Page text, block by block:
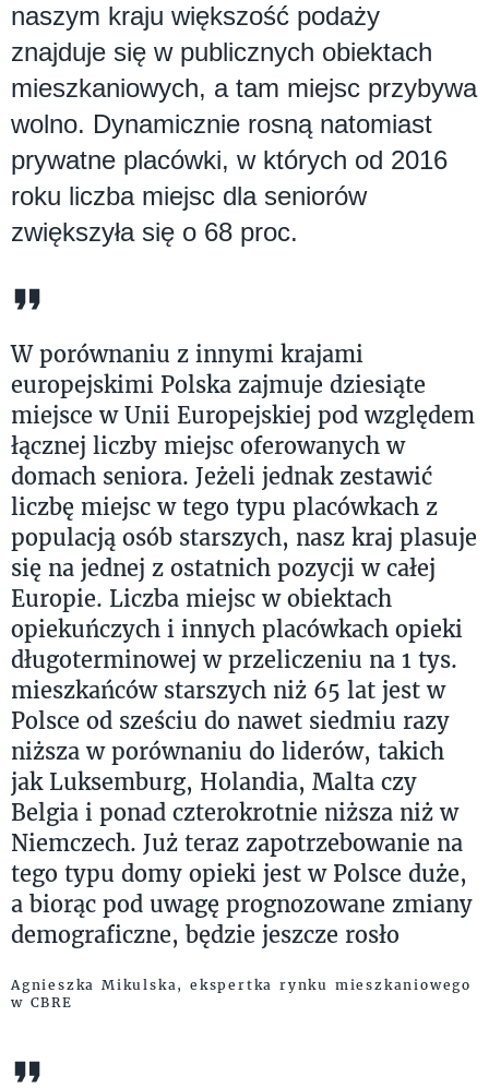
naszym kraju większość podaży
znajduje się w publicznych obiektach
mieszkaniowych, a tam miejsc przybywa
wolno. Dynamicznie rosną natomiast
prywatne placówki, w których od 2016
roku liczba miejsc dla seniorów
zwiększyła się o 68 proc.
W porównaniu z innymi krajami
europejskimi Polska zajmuje dziesiąte
miejsce w Unii Europejskiej pod względem
łącznej liczby miejsc oferowanych w
domach seniora. Jeżeli jednak zestawić
liczbę miejsc w tego typu placówkach z
populacją osób starszych, nasz kraj plasuje
się na jednej z ostatnich pozycji w całej
Europie. Liczba miejsc w obiektach
opiekuńczych i innych placówkach opieki
długoterminowej w przeliczeniu na 1 tys.
mieszkańców starszych niż 65 lat jest w
Polsce od sześciu do nawet siedmiu razy
niższa w porównaniu do liderów, takich
jak Luksemburg, Holandia, Malta czy
Belgia i ponad czterokrotnie niższa niż w
Niemczech. Już teraz zapotrzebowanie na
tego typu domy opieki jest w Polsce duże,
a biorąc pod uwagę prognozowane zmiany
demograficzne, będzie jeszcze rosło
Agnieszka Mikulska, ekspertka rynku mieszkaniowego
w CBRE